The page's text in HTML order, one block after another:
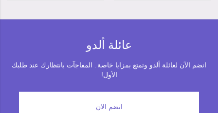
عائلة ألدو
انضم الآن لعائلة ألدو وتمتع بمزايا خاصة . المفاجآت بانتظارك عند طلبك
الأول!
انضم الان